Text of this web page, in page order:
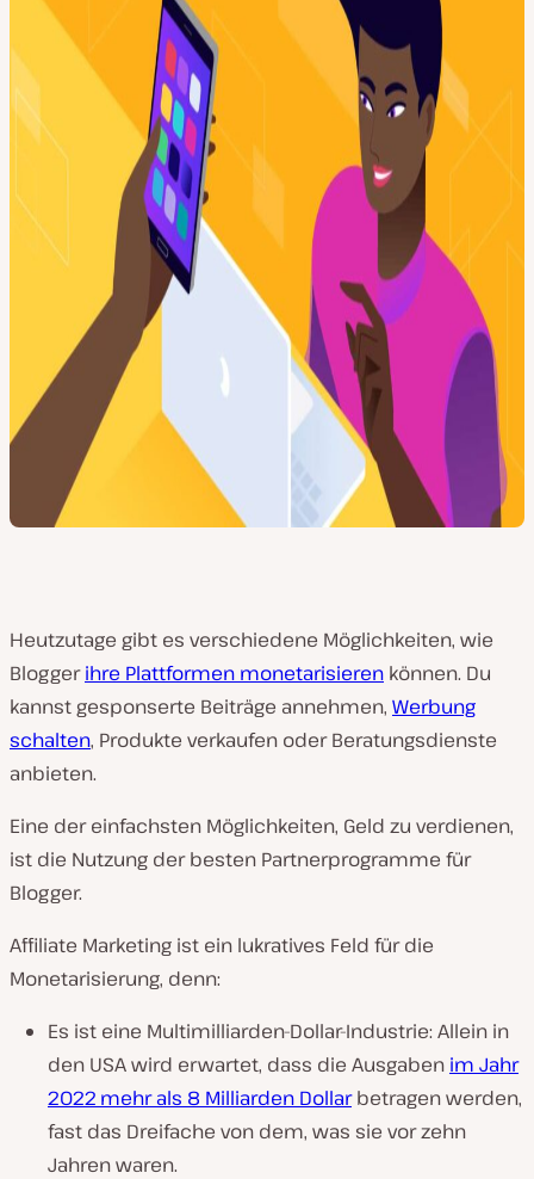
Heutzutage gibt es verschiedene Möglichkeiten, wie
Bloggerihre Plattformen monetarisieren können. Du
kannst gesponserte Beiträge annehmen, Werbung
schalten, Produkte verkaufen oder Beratungsdienste
anbieten.
Eine der einfachsten Möglichkeiten, Geld zu verdienen,
ist die Nutzung der besten Partnerprogramme für
Blogger.
Affiliate Marketing ist ein lukratives Feld für die
Monetarisierung, denn:
Es ist eine Multimilliarden-Dollar-Industrie: Allein in
den USA wird erwartet, dass die Ausgaben im Jahr
2022 mehr als 8 Milliarden Dollarbetragen werden,
fast das Dreifache von dem, was sie vor zehn
Jahren waren.